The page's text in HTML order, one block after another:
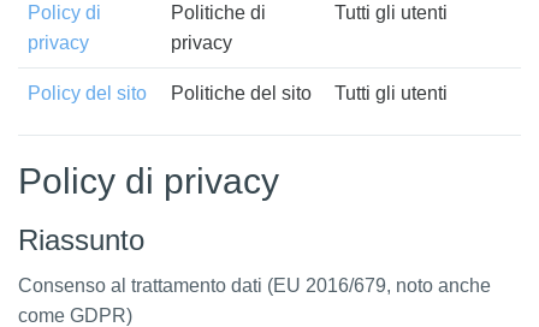
Policy di
privacy
Politiche di
privacy
Tutti gli utenti
Policy del sito Politiche del sito Tutti gli utenti
Policy di privacy
Riassunto
Consenso al trattamento dati (EU 2016/679, noto anche
come GDPR)